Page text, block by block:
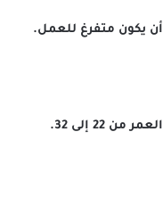
أن يكون متفرغ للعمل.
العمر من 22 إلى 32.